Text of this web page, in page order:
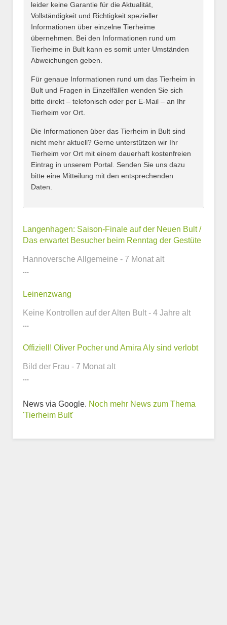
E-Mail*
Name des Tierheims*
Kontaktmöglichkeiten
E-Mail-Adresse
Webseite
Weitere Informationen
leider keine Garantie für die Aktualität,
Vollständigkeit und Richtigkeit spezieller
Informationen über einzelne Tierheime
übernehmen. Bei den Informationen rund um
Tierheime in Bult kann es somit unter Umständen
Abweichungen geben.
Für genaue Informationen rund um das Tierheim in
Bult und Fragen in Einzelfällen wenden Sie sich
bitte direkt – telefonisch oder per E-Mail – an Ihr
Tierheim vor Ort.
Die Informationen über das Tierheim in Bult sind
nicht mehr aktuell? Gerne unterstützen wir Ihr
Tierheim vor Ort mit einem dauerhaft kostenfreien
Eintrag in unserem Portal. Senden Sie uns dazu
bitte eine Mitteilung mit den entsprechenden
Daten.
Langenhagen: Saison-Finale auf der Neuen Bult /
Das erwartet Besucher beim Renntag der Gestüte
Hannoversche Allgemeine - 7 Monat alt
...
Leinenzwang
Keine Kontrollen auf der Alten Bult - 4 Jahre alt
...
Offiziell! Oliver Pocher und Amira Aly sind verlobt
Bild der Frau - 7 Monat alt
...
News via Google. Noch mehr News zum Thema
'Tierheim Bult'